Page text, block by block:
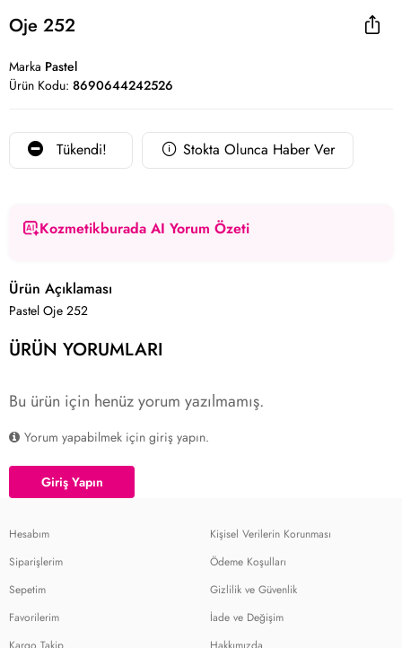
Oje 252
Marka Pastel
Ürün Kodu: 8690644242526
Tükendi! Stokta Olunca Haber Ver
Kozmetikburada AI Yorum Özeti
Ürün Açıklaması
Pastel Oje 252
ÜRÜN YORUMLARI
Bu ürün için henüz yorum yazılmamış.
Yorum yapabilmek için giriş yapın.
Giriş Yapın
Hesabım
Siparişlerim
Sepetim
Favorilerim
Kişisel Verilerin Korunması
Ödeme Koşulları
Gizlilik ve Güvenlik
İade ve Değişim